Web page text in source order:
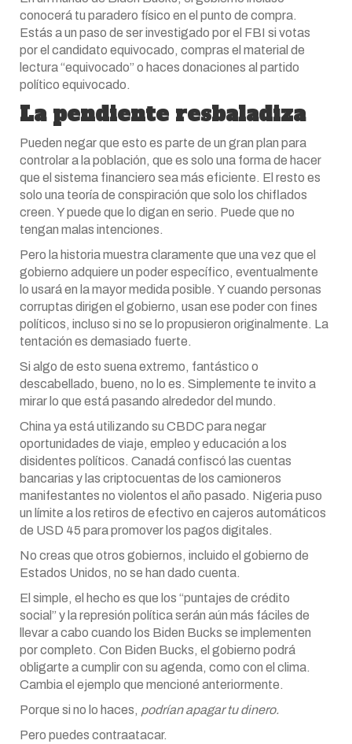
conocerá tu paradero físico en el punto de compra.
Estás a un paso de ser investigado por el FBI si votas
por el candidato equivocado, compras el material de
lectura “equivocado” o haces donaciones al partido
político equivocado.
La pendiente resbaladiza
Pueden negar que esto es parte de un gran plan para
controlar a la población, que es solo una forma de hacer
que el sistema financiero sea más eficiente. El resto es
solo una teoría de conspiración que solo los chiflados
creen. Y puede que lo digan en serio. Puede que no
tengan malas intenciones.
Pero la historia muestra claramente que una vez que el
gobierno adquiere un poder específico, eventualmente
lo usará en la mayor medida posible. Y cuando personas
corruptas dirigen el gobierno, usan ese poder con fines
políticos, incluso si no se lo propusieron originalmente. La
tentación es demasiado fuerte.
Si algo de esto suena extremo, fantástico o
descabellado, bueno, no lo es. Simplemente te invito a
mirar lo que está pasando alrededor del mundo.
China ya está utilizando su CBDC para negar
oportunidades de viaje, empleo y educación a los
disidentes políticos. Canadá confiscó las cuentas
bancarias y las criptocuentas de los camioneros
manifestantes no violentos el año pasado. Nigeria puso
un límite a los retiros de efectivo en cajeros automáticos
de USD 45 para promover los pagos digitales.
No creas que otros gobiernos, incluido el gobierno de
Estados Unidos, no se han dado cuenta.
El simple, el hecho es que los “puntajes de crédito
social” y la represión política serán aún más fáciles de
llevar a cabo cuando los Biden Bucks se implementen
por completo. Con Biden Bucks, el gobierno podrá
obligarte a cumplir con su agenda, como con el clima.
Cambia el ejemplo que mencioné anteriormente.
Porque si no lo haces, podrían apagar tu dinero.
Pero puedes contraatacar.